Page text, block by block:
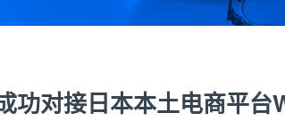
功对接日本本土电商平台